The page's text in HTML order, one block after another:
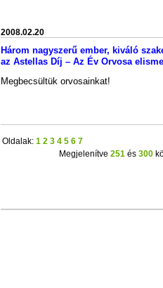
2008.02.20
Három nagyszerű ember, kiváló
az Astellas Díj – Az Év Orvosa
Megbecsültük orvosainkat!
Oldalak: 1 2 3 4 5 6 7
Megjelenítve251 és300